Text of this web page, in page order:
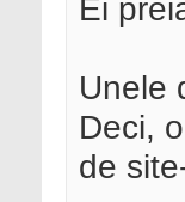
Ei
Unele
Deci,
de